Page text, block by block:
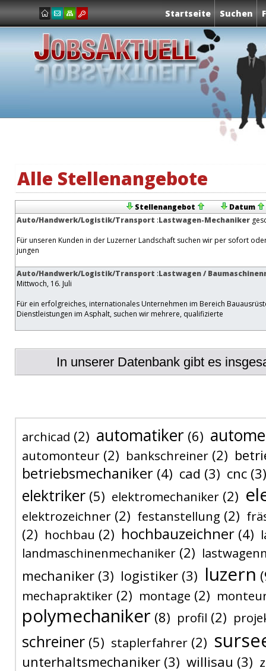
Startseite Suchen
Alle Stellenangebote
Stellenangebot
Datum
Auto/Handwerk/Logistik/Transport :Lastwagen-Mechaniker
Für unseren Kunden in der Luzerner Landschaft suchen wir per sofort
jungen
Auto/Handwerk/Logistik/Transport :Lastwagen /
Mittwoch, 16. Juli
Für ein erfolgreiches, internationales Unternehmen im Bereich
Dienstleistungen im Asphalt, suchen wir mehrere, qualifizierte
In unserer Datenbank gibt es
archicad (2) automatiker (6)
automonteur (2) bankschreiner (2)
betriebsmechaniker (4) cad (3) cnc (3)
elektriker (5) elektromechaniker (2)
elektrozeichner (2) festanstellung (2)
(2) hochbau (2) hochbauzeichner (4)
landmaschinenmechaniker (2)
mechaniker (3) logistiker (3) luzern
mechapraktiker (2) montage (2)
polymechaniker (8) profil (2)
schreiner (5) staplerfahrer (2)
unterhaltsmechaniker (3) willisau (3)